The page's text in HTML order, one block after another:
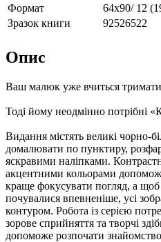
Формат
64х90/ 12
Зразок книги
92526522
Опис
Ваш малюк уже вчиться тримати
Тоді йому неодмінно потрібні
Видання містять великі чорно-
домалювати по пунктиру,
яскравими наліпками.
акцентними кольорами
краще фокусувати погляд, а щоб
почувалися впевненіше, усі
контуром. Робота із серією
зорове сприйняття та творчі
допоможе розпочати